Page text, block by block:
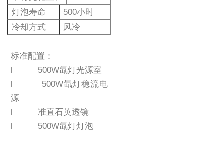
灯泡寿命
500小时
冷却方式
风冷
标准配置：
l 500W氙灯光源室
l 500W氙灯稳流电
源
l 准直石英透镜
l 500W氙灯灯泡